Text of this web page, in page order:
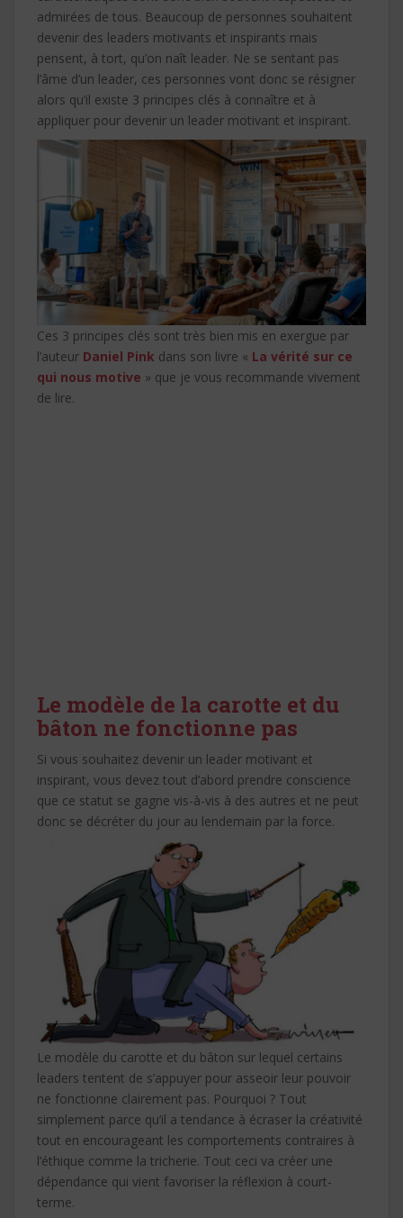
admirées de tous. Beaucoup de personnes souhaitent
devenir des leaders motivants et inspirants mais
pensent, à tort, qu’on naît leader. Ne se sentant pas
l’âme d’un leader, ces personnes vont donc se résigner
alors qu’il existe 3 principes clés à connaître et à
appliquer pour devenir un leader motivant et inspirant.
Ces 3 principes clés sont très bien mis en exergue par
l’auteur Daniel Pink dans son livre « La vérité sur ce
qui nous motive » que je vous recommande vivement
de lire.
Le modèle de la carotte et du
bâton ne fonctionne pas
Si vous souhaitez devenir un leader motivant et
inspirant, vous devez tout d’abord prendre conscience
que ce statut se gagne vis-à-vis à des autres et ne peut
donc se décréter du jour au lendemain par la force.
Le modèle du carotte et du bâton sur lequel certains
leaders tentent de s’appuyer pour asseoir leur pouvoir
ne fonctionne clairement pas. Pourquoi ? Tout
simplement parce qu’il a tendance à écraser la créativité
tout en encourageant les comportements contraires à
l’éthique comme la tricherie. Tout ceci va créer une
dépendance qui vient favoriser la réflexion à court-
terme.